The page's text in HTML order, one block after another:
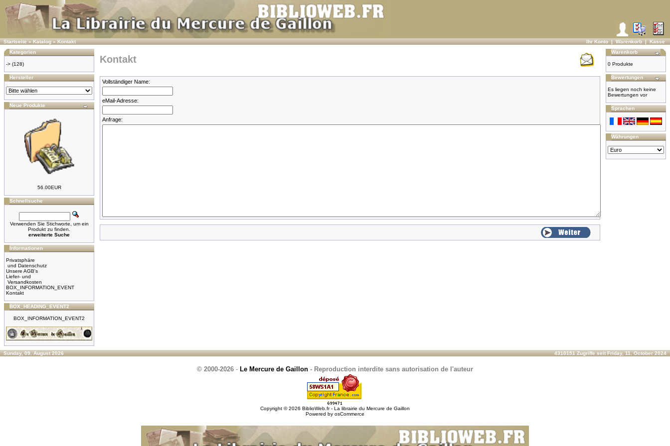
Startseite»Katalog»Kontakt Ihr Konto|Warenkorb|Kasse
Kategorien
-> (128)
Hersteller
Neue Produkte
56.00EUR
Schnellsuche
Verwenden Sie Stichworte, um ein
Produkt zu finden.
erweiterte Suche
Informationen
Privatsphäre
und Datenschutz
Unsere AGB's
Liefer- und
Versandkosten
BOX_INFORMATION_EVENT
Kontakt
BOX_HEADING_EVENT2
BOX_INFORMATION_EVENT2
Kontakt
Vollständiger Name:
eMail-Adresse:
Anfrage:
Warenkorb
0 Produkte
Bewertungen
Es liegen noch keine
Bewertungen vor
Sprachen
Währungen
Sunday, 09. August 2026 4310151 Zugriffe seit Friday, 11. October 2024
© 2000-2026 - Le Mercure de Gaillon - Reproduction interdite sans autorisation de l'auteur
Copyright © 2026 BiblioWeb.fr - La librairie du Mercure de Gaillon
Powered by osCommerce